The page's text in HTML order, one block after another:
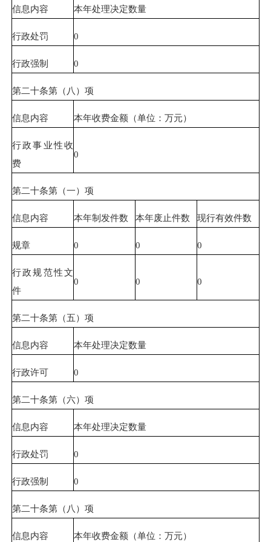
信息内容 本年处理决定数量
行政处罚 0
行政强制 0
第二十条第（八）项
信息内容 本年收费金额（单位：万元）
行政事业性收
费
0
第二十条第（一）项
信息内容 本年制发件数 本年废止件数 现行有效件数
规章 0 0 0
行政规范性文
件
0 0 0
第二十条第（五）项
信息内容 本年处理决定数量
行政许可 0
第二十条第（六）项
信息内容 本年处理决定数量
行政处罚 0
行政强制 0
第二十条第（八）项
信息内容 本年收费金额（单位：万元）